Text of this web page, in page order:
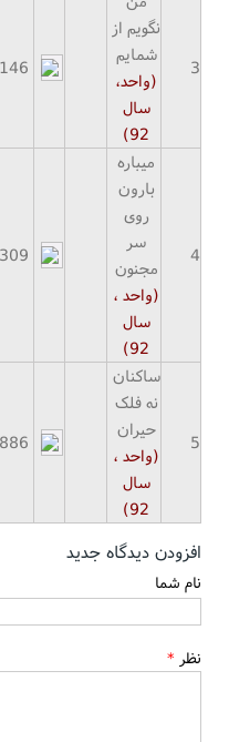
3
نگویم از
شمایم
(واحد،
سال
92)
4
میباره
بارون
روی
سر
مجنون
(واحد ،
سال
92)
5
ساکنان
نه فلک
حیران
(واحد ،
سال
92)
افزودن دیدگاه جدید
نام شما
نظر *